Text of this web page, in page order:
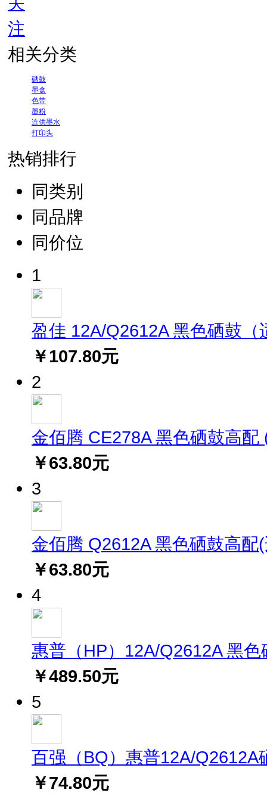
相关分类
硒鼓
墨盒
色带
墨粉
连供墨水
打印头
热销排行
同类别
同品牌
同价位
1
盈佳 12A/Q2612A 黑色硒鼓
￥107.80元
2
金佰腾 CE278A 黑色硒鼓高
￥63.80元
3
金佰腾 Q2612A 黑色硒鼓高
￥63.80元
4
惠普（HP）12A/Q2612A 黑
￥489.50元
5
百强（BQ）惠普12A/
￥74.80元